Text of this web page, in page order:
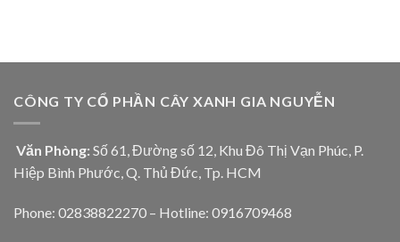
CÔNG TY CỔ PHẦN CÂY XANH GIA NGUYỄN
Văn Phòng: Số 61, Đường số 12, Khu Đô Thị Vạn Phúc, P.
Hiệp Bình Phước, Q. Thủ Đức, Tp. HCM
Phone: 02838822270 – Hotline: 0916709468